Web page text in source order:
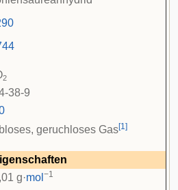
2
38-9
geruchloses Gas[1]
g·mol −1